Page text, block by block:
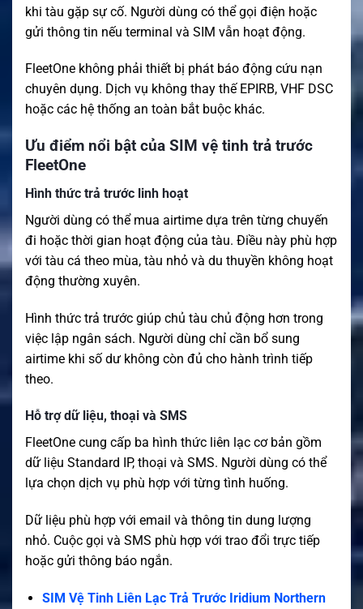
khi tàu gặp sự cố. Người dùng có thể gọi điện hoặc
gửi thông tin nếu terminal và SIM vẫn hoạt động.
FleetOne không phải thiết bị phát báo động cứu nạn
chuyên dụng. Dịch vụ không thay thế EPIRB, VHF DSC
hoặc các hệ thống an toàn bắt buộc khác.
Ưu điểm nổi bật của SIM vệ tinh trả trước
FleetOne
Hình thức trả trước linh hoạt
Người dùng có thể mua airtime dựa trên từng chuyến
đi hoặc thời gian hoạt động của tàu. Điều này phù hợp
với tàu cá theo mùa, tàu nhỏ và du thuyền không hoạt
động thường xuyên.
Hình thức trả trước giúp chủ tàu chủ động hơn trong
việc lập ngân sách. Người dùng chỉ cần bổ sung
airtime khi số dư không còn đủ cho hành trình tiếp
theo.
Hỗ trợ dữ liệu, thoại và SMS
FleetOne cung cấp ba hình thức liên lạc cơ bản gồm
dữ liệu Standard IP, thoại và SMS. Người dùng có thể
lựa chọn dịch vụ phù hợp với từng tình huống.
Dữ liệu phù hợp với email và thông tin dung lượng
nhỏ. Cuộc gọi và SMS phù hợp với trao đổi trực tiếp
hoặc gửi thông báo ngắn.
SIM Vệ Tinh Liên Lạc Trả Trước Iridium Northern